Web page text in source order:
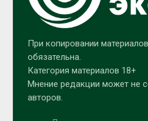
При копировании
обязательна.
Категория материалов 18+
Мнение редакции может не
авторов.